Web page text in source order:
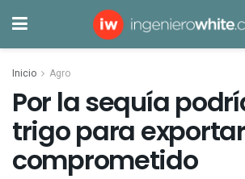
Inicio Agro
Por la sequía
trigo para
comprometido